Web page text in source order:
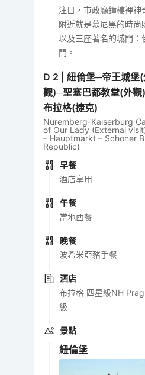
注目，市政廳鐘樓裡
附近就是慕尼黑的時尚
以及三座著名的城門
門。
D 2 |紐倫堡─帝王城堡
觀)─聖塞巴都教堂(外
布拉格(捷克)
Nuremberg-Kaiserburg
of Our Lady (External
– Hauptmarkt – Schoner
Republic)
早餐
酒店享用
午餐
當地西餐
晚餐
波希米亞豬手餐
酒店
布拉格 四星級NH
級
景點
紐倫堡